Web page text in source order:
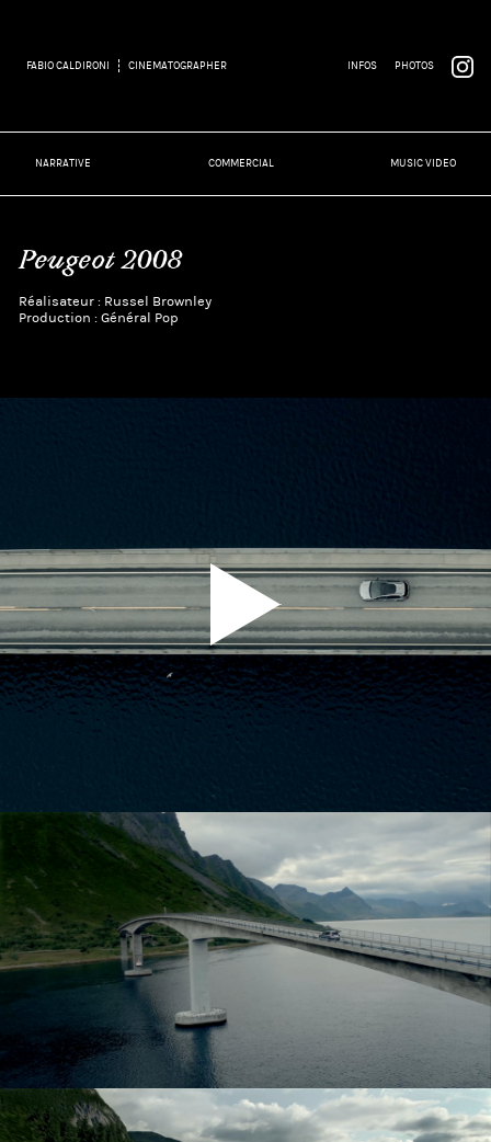
FABIO CALDIRONI CINEMATOGRAPHER INFOS PHOTOS
NARRATIVE COMMERCIAL MUSIC VIDEO
Peugeot 2008
Réalisateur : Russel Brownley
Production : Général Pop